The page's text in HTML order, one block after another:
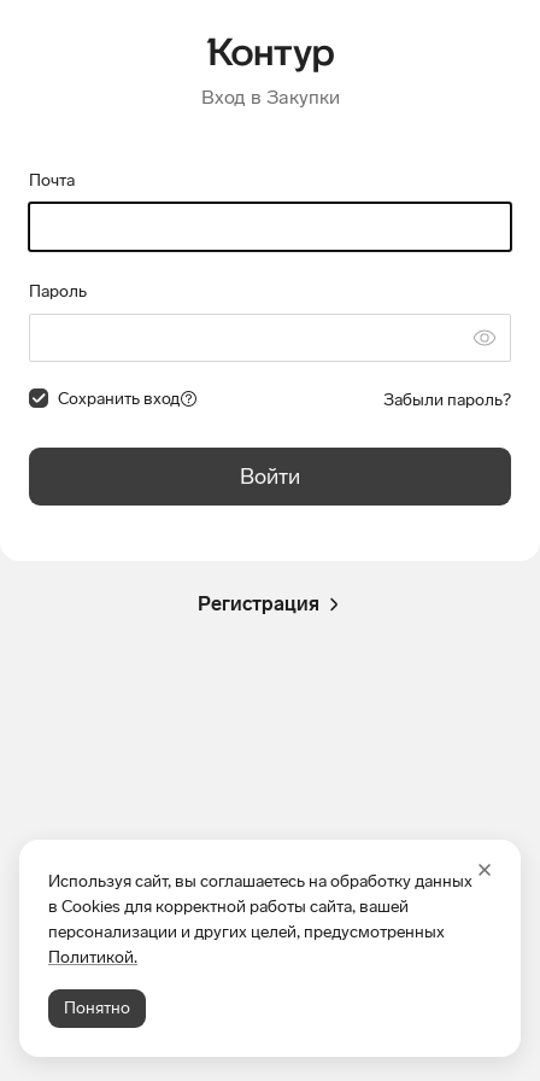
Используя сайт, вы соглашаетесь на обработку данных
в Cookies для корректной работы сайта, вашей
персонализации и других целей, предусмотренных
Политикой.
Понятно
Вход в Закупки
Почта
Пароль
Сохранить вход Забыли пароль?
Войти
Регистрация